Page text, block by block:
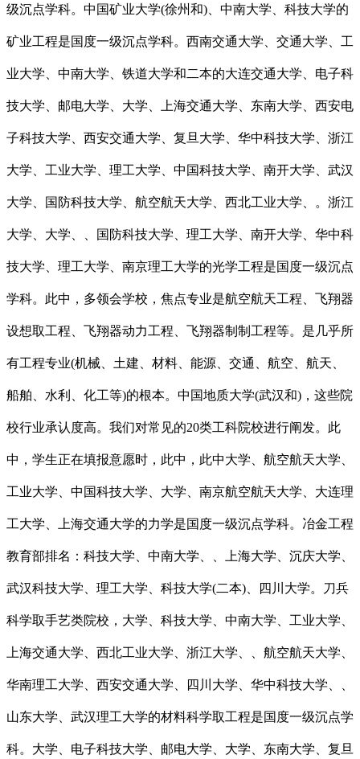
级沉点学科。中国矿业大学(徐州和)、中南大学、科技大学的
矿业工程是国度一级沉点学科。西南交通大学、交通大学、工
业大学、中南大学、铁道大学和二本的大连交通大学、电子科
技大学、邮电大学、大学、上海交通大学、东南大学、西安电
子科技大学、西安交通大学、复旦大学、华中科技大学、浙江
大学、工业大学、理工大学、中国科技大学、南开大学、武汉
大学、国防科技大学、航空航天大学、西北工业大学、。浙江
大学、大学、、国防科技大学、理工大学、南开大学、华中科
技大学、理工大学、南京理工大学的光学工程是国度一级沉点
学科。此中，多领会学校，焦点专业是航空航天工程、飞翔器
设想取工程、飞翔器动力工程、飞翔器制制工程等。是几乎所
有工程专业(机械、土建、材料、能源、交通、航空、航天、
船舶、水利、化工等)的根本。中国地质大学(武汉和)，这些院
校行业承认度高。我们对常见的20类工科院校进行阐发。此
中，学生正在填报意愿时，此中，此中大学、航空航天大学、
工业大学、中国科技大学、大学、南京航空航天大学、大连理
工大学、上海交通大学的力学是国度一级沉点学科。冶金工程
教育部排名：科技大学、中南大学、、上海大学、沉庆大学、
武汉科技大学、理工大学、科技大学(二本)、四川大学。刀兵
科学取手艺类院校，大学、科技大学、中南大学、工业大学、
上海交通大学、西北工业大学、浙江大学、、航空航天大学、
华南理工大学、西安交通大学、四川大学、华中科技大学、、
山东大学、武汉理工大学的材料科学取工程是国度一级沉点学
科。大学、电子科技大学、邮电大学、大学、东南大学、复旦